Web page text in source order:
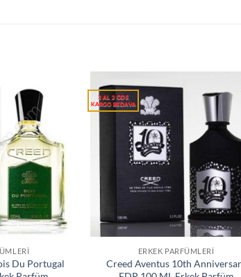
Du Portugal
ERKEK PARFÜMLERI
Creed Aventus 10th